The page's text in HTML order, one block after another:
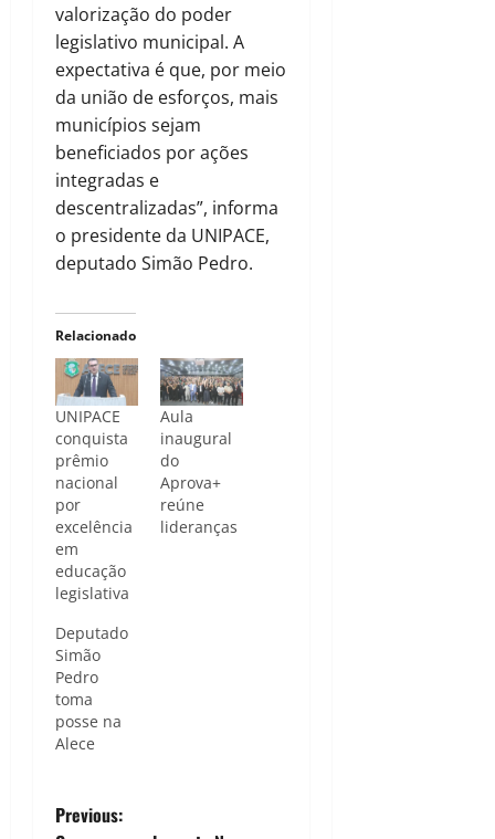
valorização do poder
legislativo municipal. A
expectativa é que, por meio
da união de esforços, mais
municípios sejam
beneficiados por ações
integradas e
descentralizadas”, informa
o presidente da UNIPACE,
deputado Simão Pedro.
Relacionado
UNIPACE
conquista
prêmio
nacional
por
excelência
em
educação
legislativa
Aula
inaugural
do
Aprova+
reúne
lideranças
Deputado
Simão
Pedro
toma
posse na
Alece
P
Previous: